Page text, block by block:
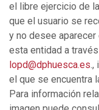
el libre ejercicio de
que el usuario se
y no desee
esta entidad a
lopd@dphuesca.es.,
el que se encuentra
Para información